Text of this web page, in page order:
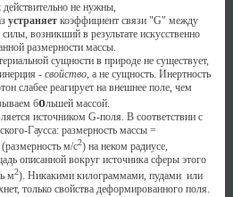
не нужны,
устраняеткоэффициент связи "G" между
возникший в результате искусственно
размерности массы.
сущности в природе не существует,
- свойство, а не сущность. Инертность
слабее реагирует на внешнее поле, чем
большей массой.
источником G-поля. В соответствии с
Гаусса: размерность массы =
м/c2) на неком радиусе,
описанной вокруг источника сферы этого
м2). Никакими килограммами, пудами или
только свойства деформированного поля.